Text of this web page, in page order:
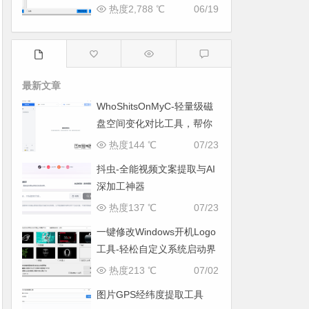
06/19
热度2,788 ℃
最新文章
WhoShitsOnMyC-轻量级磁
盘空间变化对比工具，帮你
找出“吃掉”空间的罪魁祸首
07/23
热度144 ℃
抖虫-全能视频文案提取与AI
深加工神器
07/23
热度137 ℃
一键修改Windows开机Logo
工具-轻松自定义系统启动界
面
07/02
热度213 ℃
图片GPS经纬度提取工具